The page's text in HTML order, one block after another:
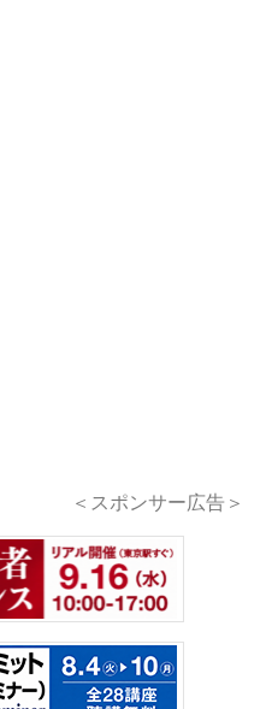
＜スポンサー広告＞